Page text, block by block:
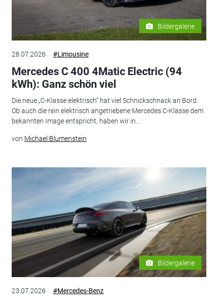
Bildergalerie
28.07.2026 #Limousine
Mercedes C 400 4Matic Electric (94
kWh): Ganz schön viel
Die neue „C-Klasse elektrisch“ hat viel Schnickschnack an Bord.
Ob auch die rein elektrisch angetriebene Mercedes C-Klasse dem
bekannten Image entspricht, haben wir in...
von Michael Blumenstein
Bildergalerie
23.07.2026 #Mercedes-Benz